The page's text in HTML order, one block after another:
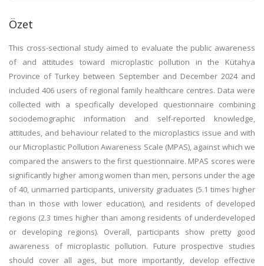
Özet
This cross-sectional study aimed to evaluate the public awareness
of and attitudes toward microplastic pollution in the Kütahya
Province of Turkey between September and December 2024 and
included 406 users of regional family healthcare centres. Data were
collected with a specifically developed questionnaire combining
sociodemographic information and self-reported knowledge,
attitudes, and behaviour related to the microplastics issue and with
our Microplastic Pollution Awareness Scale (MPAS), against which we
compared the answers to the first questionnaire. MPAS scores were
significantly higher among women than men, persons under the age
of 40, unmarried participants, university graduates (5.1 times higher
than in those with lower education), and residents of developed
regions (2.3 times higher than among residents of underdeveloped
or developing regions). Overall, participants show pretty good
awareness of microplastic pollution. Future prospective studies
should cover all ages, but more importantly, develop effective